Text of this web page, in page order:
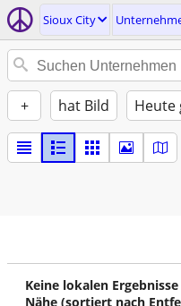
Sioux City
+ hat Bild Heute
Keine lokalen
Nähe (sortiert nach